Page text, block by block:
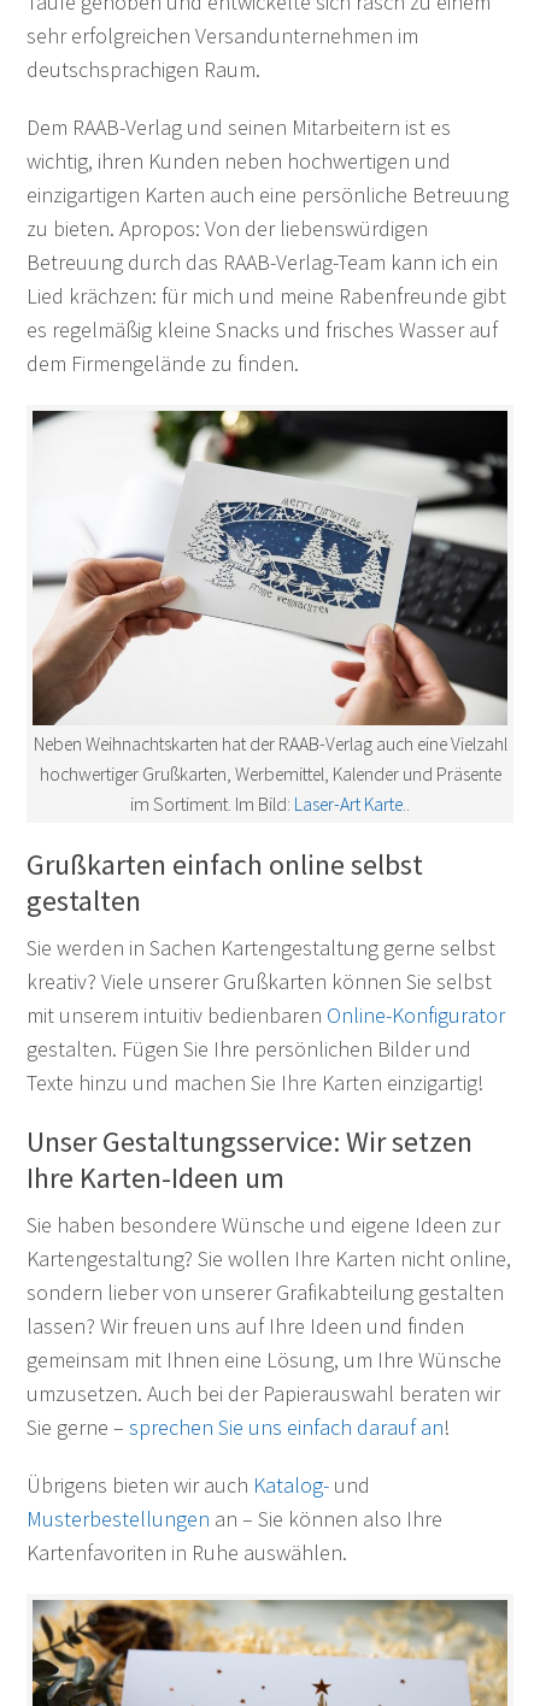
sehr erfolgreichen Versandunternehmen im
deutschsprachigen Raum.
Dem RAAB-Verlag und seinen Mitarbeitern ist es
wichtig, ihren Kunden neben hochwertigen und
einzigartigen Karten auch eine persönliche Betreuung
zu bieten. Apropos: Von der liebenswürdigen
Betreuung durch das RAAB-Verlag-Team kann ich ein
Lied krächzen: für mich und meine Rabenfreunde gibt
es regelmäßig kleine Snacks und frisches Wasser auf
dem Firmengelände zu finden.
Neben Weihnachtskarten hat der RAAB-Verlag auch eine Vielzahl
hochwertiger Grußkarten, Werbemittel, Kalender und Präsente
im Sortiment. Im Bild: Laser-Art Karte..
Grußkarten einfach online selbst
gestalten
Sie werden in Sachen Kartengestaltung gerne selbst
kreativ? Viele unserer Grußkarten können Sie selbst
mit unserem intuitiv bedienbaren Online-Konfigurator
gestalten. Fügen Sie Ihre persönlichen Bilder und
Texte hinzu und machen Sie Ihre Karten einzigartig!
Unser Gestaltungsservice: Wir setzen
Ihre Karten-Ideen um
Sie haben besondere Wünsche und eigene Ideen zur
Kartengestaltung? Sie wollen Ihre Karten nicht online,
sondern lieber von unserer Grafikabteilung gestalten
lassen? Wir freuen uns auf Ihre Ideen und finden
gemeinsam mit Ihnen eine Lösung, um Ihre Wünsche
umzusetzen. Auch bei der Papierauswahl beraten wir
Sie gerne –sprechen Sie uns einfach darauf an!
Übrigens bieten wir auch Katalog- und
Musterbestellungen an – Sie können also Ihre
Kartenfavoriten in Ruhe auswählen.